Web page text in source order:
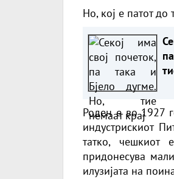
Но, кој е патот до
Роден е во 1927
индустрискиот
татко, чешкиот
придонесува
илузијата на